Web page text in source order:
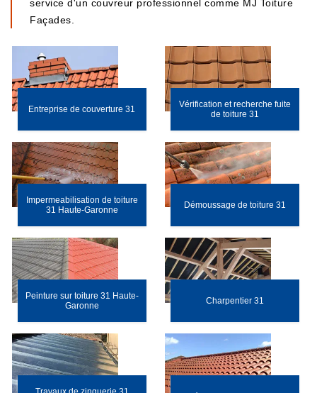
service d'un couvreur professionnel comme MJ Toiture
Façades.
Entreprise de couverture 31
Vérification et recherche fuite
de toiture 31
Impermeabilisation de toiture
31 Haute-Garonne
Démoussage de toiture 31
Peinture sur toiture 31 Haute-
Garonne
Charpentier 31